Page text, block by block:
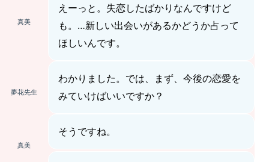
真美
えーっと。失恋したばかりなんですけど
も。…新しい出会いがあるかどうか占って
ほしいんです。
夢花先生
わかりました。では、まず、今後の恋愛を
みていけばいいですか？
真美
そうですね。